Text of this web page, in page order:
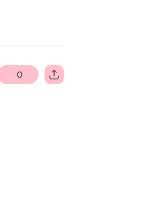
0